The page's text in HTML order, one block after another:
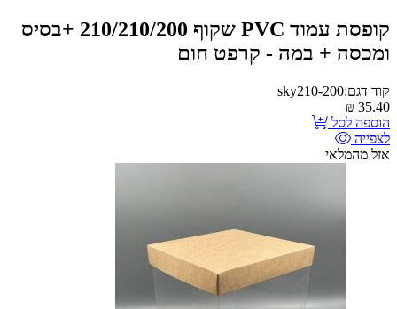
קופסת עמוד PVC שקוף 210/210/200 +בסיס
ומכסה + במה - קרפט חום
קוד דגם:sky210-200
35.40
₪
הוספה לסל
לצפייה
אזל מהמלאי